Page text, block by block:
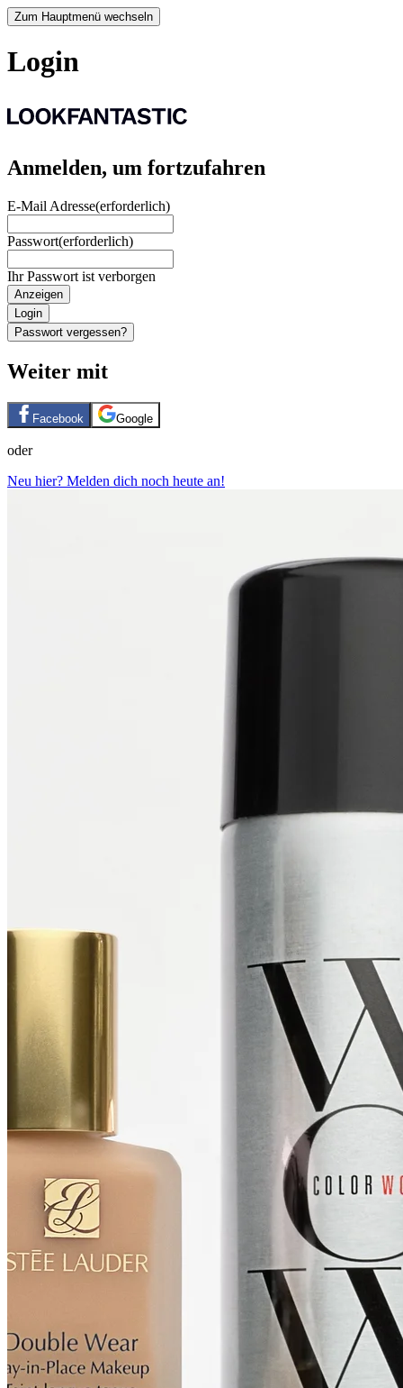
Zum Hauptmenü wechseln
Login
Anmelden, um fortzufahren
E-Mail Adresse(erforderlich)
Passwort(erforderlich)
Ihr Passwort ist verborgen
Anzeigen
Login
Passwort vergessen?
Weiter mit
Facebook Google
oder
Neu hier? Melden dich noch heute an!